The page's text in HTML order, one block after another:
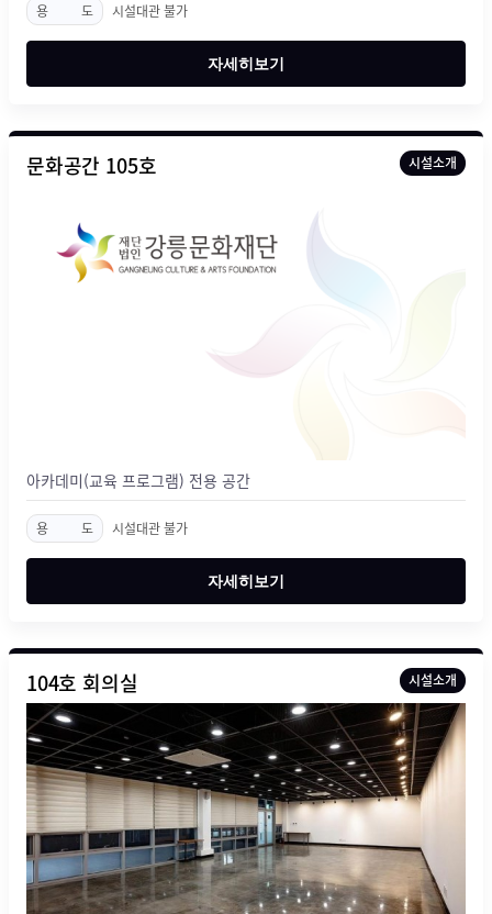
용 도 시설대관 불가
자세히보기
문화공간 105호 시설소개
아카데미(교육 프로그램) 전용 공간
용 도 시설대관 불가
자세히보기
104호 회의실 시설소개